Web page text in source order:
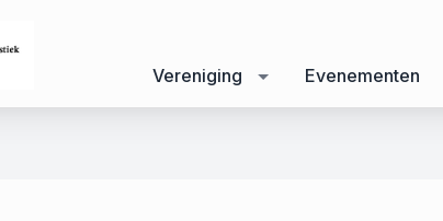
Vereniging Evenementen